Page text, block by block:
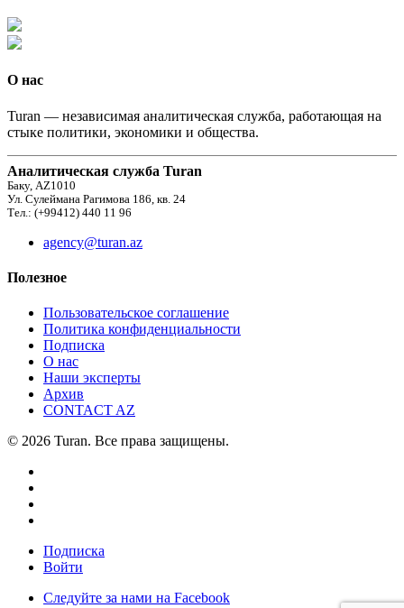
О нас
Turan — независимая аналитическая служба, работающая на
стыке политики, экономики и общества.
Аналитическая служба Turan
Баку, AZ1010
Ул. Сулеймана Рагимова 186, кв. 24
Тел.: (+99412) 440 11 96
agency@turan.az
Полезное
Пользовательское соглашение
Политика конфиденциальности
Подписка
О нас
Наши эксперты
Архив
CONTACT AZ
© 2026 Turan. Все права защищены.
Подписка
Войти
Следуйте за нами на Facebook